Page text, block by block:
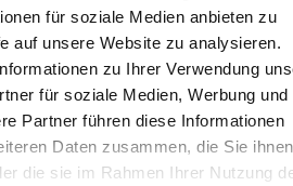
für soziale Medien anbieten zu
auf unsere Website zu analysieren.
zu Ihrer Verwendung
für soziale Medien, Werbung und
Partner führen diese Informationen
Daten zusammen, die Sie ihnen
die sie im Rahmen Ihrer Nutzung
skurrilen Ergebnis,
Gysi, der linke
das
und für christliche
wirbt, während